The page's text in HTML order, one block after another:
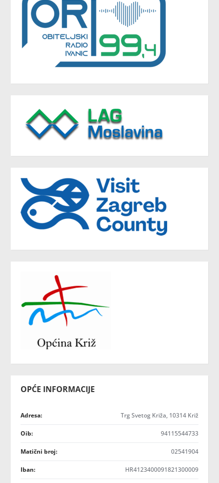
OPĆE INFORMACIJE
Adresa: Trg Svetog Križa, 10314 Križ
Oib: 94115544733
Matični broj: 02541904
Iban: HR4123400091821300009